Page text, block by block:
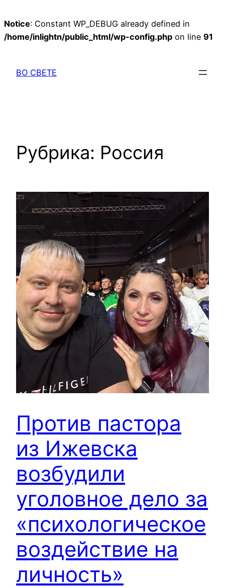
Notice: Constant WP_DEBUG already defined in
/home/inlightn/public_html/wp-config.php on line 91
содержимому
ВО СВЕТЕ
Рубрика: Россия
Против пастора
из Ижевска
возбудили
уголовное дело за
«психологическое
воздействие на
личность»